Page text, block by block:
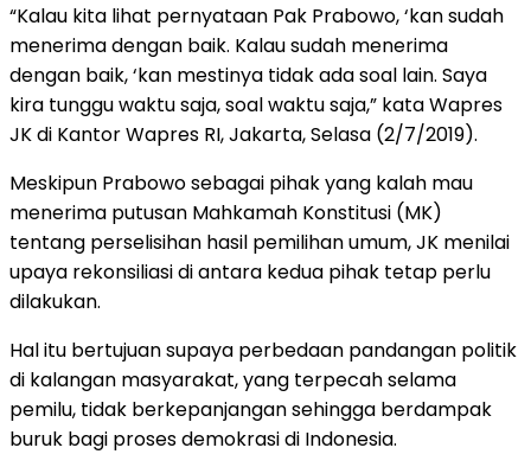
“Kalau kita lihat pernyataan Pak Prabowo, ‘kan sudah
menerima dengan baik. Kalau sudah menerima
dengan baik, ‘kan mestinya tidak ada soal lain. Saya
kira tunggu waktu saja, soal waktu saja,” kata Wapres
JK di Kantor Wapres RI, Jakarta, Selasa (2/7/2019).
Meskipun Prabowo sebagai pihak yang kalah mau
menerima putusan Mahkamah Konstitusi (MK)
tentang perselisihan hasil pemilihan umum, JK menilai
upaya rekonsiliasi di antara kedua pihak tetap perlu
dilakukan.
Hal itu bertujuan supaya perbedaan pandangan politik
di kalangan masyarakat, yang terpecah selama
pemilu, tidak berkepanjangan sehingga berdampak
buruk bagi proses demokrasi di Indonesia.